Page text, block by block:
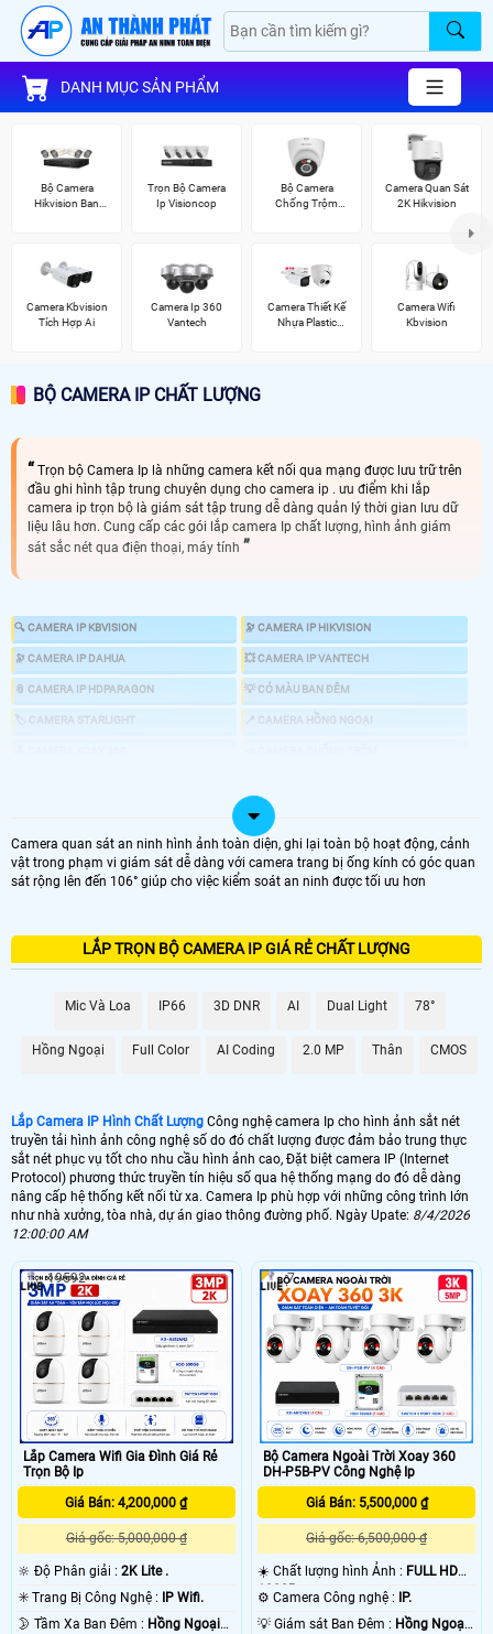
DANH MỤC SẢN PHẨM
Bộ Camera
Hikvision Ban
Trọn Bộ Camera
Ip Visioncop
Bộ Camera
Chống Trộm
Camera Quan Sát
2K Hikvision
Camera Kbvision
Tích Hợp Ai
Camera Ip 360
Vantech
Camera Thiết Kế
Nhựa Plastic
Camera Wifi
Kbvision
BỘ CAMERA IP CHẤT LƯỢNG
Trọn bộ Camera Ip là những camera kết nối qua mạng được lưu trữ trên
đầu ghi hình tập trung chuyên dụng cho camera ip . ưu điểm khi lắp
camera ip trọn bộ là giám sát tập trung dễ dàng quản lý thời gian lưu dữ
liệu lâu hơn. Cung cấp các gói lắp camera Ip chất lượng, hình ảnh giám
sát sắc nét qua điện thoại, máy tính
🔍 CAMERA IP KBVISION 🔭 CAMERA IP HIKVISION
🔭 CAMERA IP DAHUA 💥 CAMERA IP VANTECH
📎 CAMERA IP HDPARAGON 💡 CÓ MÀU BAN ĐÊM
🏷 CAMERA STARLIGHT 📍 CAMERA HỒNG NGOẠI
📸 GIÁ LẮP CAMERA IP NHƯ THẾ NÀO
LOẠI CAMERA IP
GIÁ LẮP CAMERA
🌐 Bộ Camera Ip Giá Rẻ Dahua
5.900.000 VNĐ Trọn Bộ Camera Ip
1.300.000 VNĐ Lắp Camera Ip Wifi E3
🔗 Lắp Camera IP FULL Color
8.700,000 VNĐ Lắp Camera Ip Có Màu Ban Đêm
7.300.000 VNĐ Lắp Camera IP Có Thu Âm
🖥 Camera Ip FuLL HD 1080P có chất lượng hình ảnh sắt nét đáng để đầu
tư nhất cho 1 bộ camera giá rẻ hình ảnh sắt nét. Với công nghệ camera Ip
hình ảnh sáng đẹp giám sát qua mạng điện thoại ổ định. Hình ảnh của
camera Ip sắt nét hơn đến 20% so với camera HD analog và điều đặt biệt
hơn khi thi công camera Ip thì sẽ gọn hơn đẹp hơn..
🎁 Camera Ip là dòng camera truyền hình ảnh thông qua mạng internet theo cơ
chế số học. do đó chất lượng hình ảnh của camera IP không phụ thuộc vào
khoảng cách truyền tải tín hiệu. chính vì vây các dự án lớn thường sử dụng
camera IPvới mục đích dễ dàng nâng cấp dễ dàng sửa chửa cho toàn bộ hệ
thống . 💡
Camera quan sát an ninh hình ảnh toàn diện, ghi lại toàn bộ hoạt động, cảnh
vật trong phạm vi giám sát dễ dàng với camera trang bị ống kính có góc quan
sát rộng lên đến 106° giúp cho việc kiểm soát an ninh được tối ưu hơn
LẮP TRỌN BỘ CAMERA IP GIÁ RẺ CHẤT LƯỢNG
Mic Và Loa IP66 3D DNR AI Dual Light 78°
Hồng Ngoại Full Color AI Coding 2.0 MP Thân CMOS
Lắp Camera IP Hình Chất Lượng Công nghệ camera Ip cho hình ảnh sắt nét
truyền tải hình ảnh công nghệ số do đó chất lượng được đảm bảo trung thực
sắt nét phục vụ tốt cho nhu cầu hình ảnh cao, Đặt biệt camera IP (Internet
Protocol) phương thức truyền tín hiệu số qua hệ thống mạng do đó dễ dàng
nâng cấp hệ thống kết nối từ xa. Camera Ip phù hợp với những công trình lớn
như nhà xưởng, tòa nhà, dự án giao thông đường phố. Ngày Upate: 8/4/2026
12:00:00 AM
Lắp Camera Wifi Gia Đình Giá Rẻ
Trọn Bộ Ip
Giá Bán: 4,200,000 ₫
Giá gốc: 5,000,000 ₫
🔆 Độ Phân giải : 2K Lite .
✳️ Trang Bị Công Nghệ :
IP Wifi.
🌛 Tầm Xa Ban Đêm : Hồng Ngoại
19592
Bộ Camera Ngoài Trời Xoay 360
DH-P5B-PV Công Nghệ Ip
Giá Bán: 5,500,000 ₫
Giá gốc: 6,500,000 ₫
☀️ Chất lượng hình Ảnh : FULL HD
1080P .
⚙ Camera Công nghệ :
IP.
💡 Giám sát Ban Đêm : Hồng Ngoại
7